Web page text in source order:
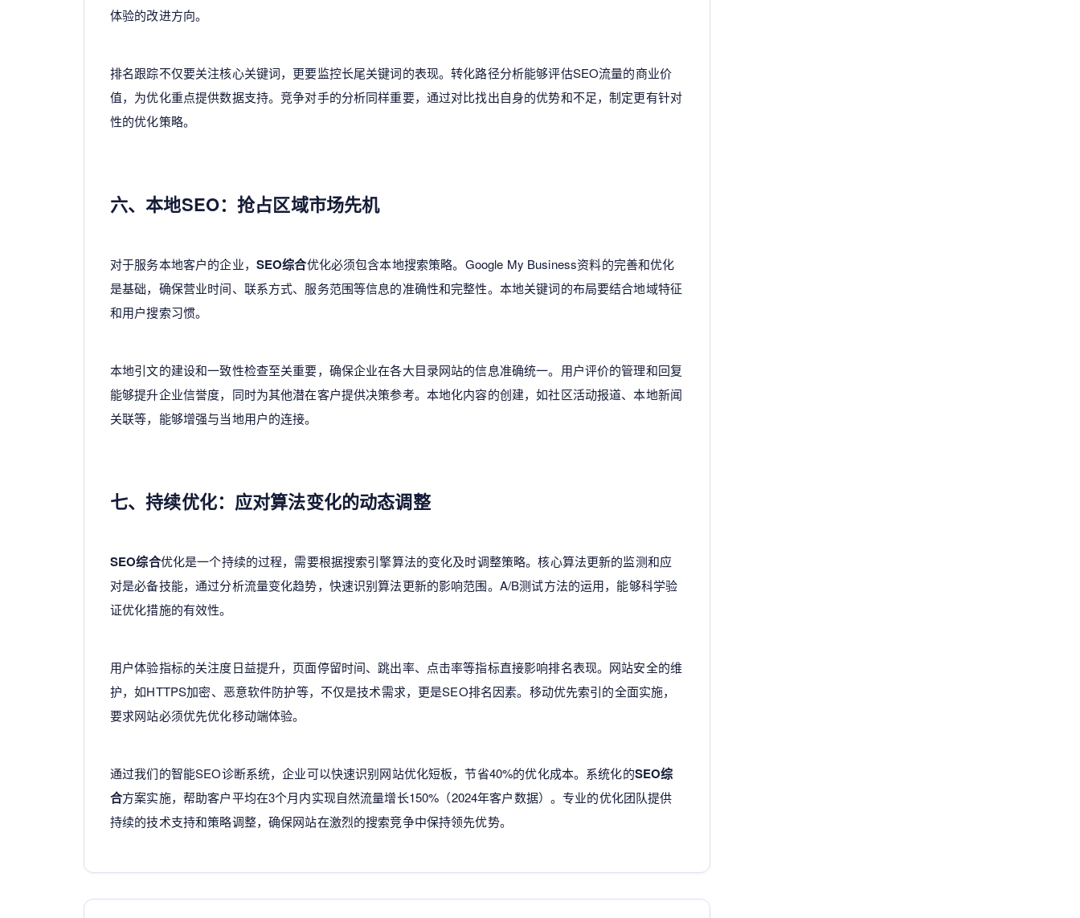
体验的改进方向。
排名跟踪不仅要关注核心关键词，更要监控长尾关键词的表现。转化路径分析能够评估SEO流量的商业价
值，为优化重点提供数据支持。竞争对手的分析同样重要，通过对比找出自身的优势和不足，制定更有针对
性的优化策略。
六、本地SEO：抢占区域市场先机
对于服务本地客户的企业， SEO综合优化必须包含本地搜索策略。Google My Business资料的完善和优化
是基础，确保营业时间、联系方式、服务范围等信息的准确性和完整性。本地关键词的布局要结合地域特征
和用户搜索习惯。
本地引文的建设和一致性检查至关重要，确保企业在各大目录网站的信息准确统一。用户评价的管理和回复
能够提升企业信誉度，同时为其他潜在客户提供决策参考。本地化内容的创建，如社区活动报道、本地新闻
关联等，能够增强与当地用户的连接。
七、持续优化：应对算法变化的动态调整
SEO综合优化是一个持续的过程，需要根据搜索引擎算法的变化及时调整策略。核心算法更新的监测和应
对是必备技能，通过分析流量变化趋势，快速识别算法更新的影响范围。A/B测试方法的运用，能够科学验
证优化措施的有效性。
用户体验指标的关注度日益提升，页面停留时间、跳出率、点击率等指标直接影响排名表现。网站安全的维
护，如HTTPS加密、恶意软件防护等，不仅是技术需求，更是SEO排名因素。移动优先索引的全面实施，
要求网站必须优先优化移动端体验。
通过我们的智能SEO诊断系统，企业可以快速识别网站优化短板，节省40%的优化成本。系统化的SEO综
合方案实施，帮助客户平均在3个月内实现自然流量增长150%（2024年客户数据）。专业的优化团队提供
持续的技术支持和策略调整，确保网站在激烈的搜索竞争中保持领先优势。